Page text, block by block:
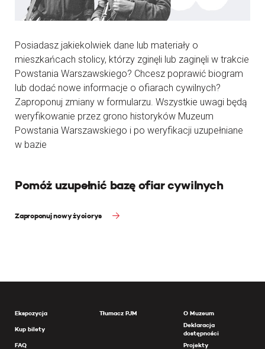
Posiadasz jakiekolwiek dane lub materiały o
mieszkańcach stolicy, którzy zginęli lub zaginęli w trakcie
Powstania Warszawskiego? Chcesz poprawić biogram
lub dodać nowe informacje o ofiarach cywilnych?
Zaproponuj zmiany w formularzu. Wszystkie uwagi będą
weryfikowanie przez grono historyków Muzeum
Powstania Warszawskiego i po weryfikacji uzupełniane
w bazie
Pomóż uzupełnić bazę ofiar cywilnych
Zaproponuj nowy życiorys
Ekspozycja
Kup bilety
FAQ
Tłumacz PJM
O Muzeum
Deklaracja
dostępności
Projekty